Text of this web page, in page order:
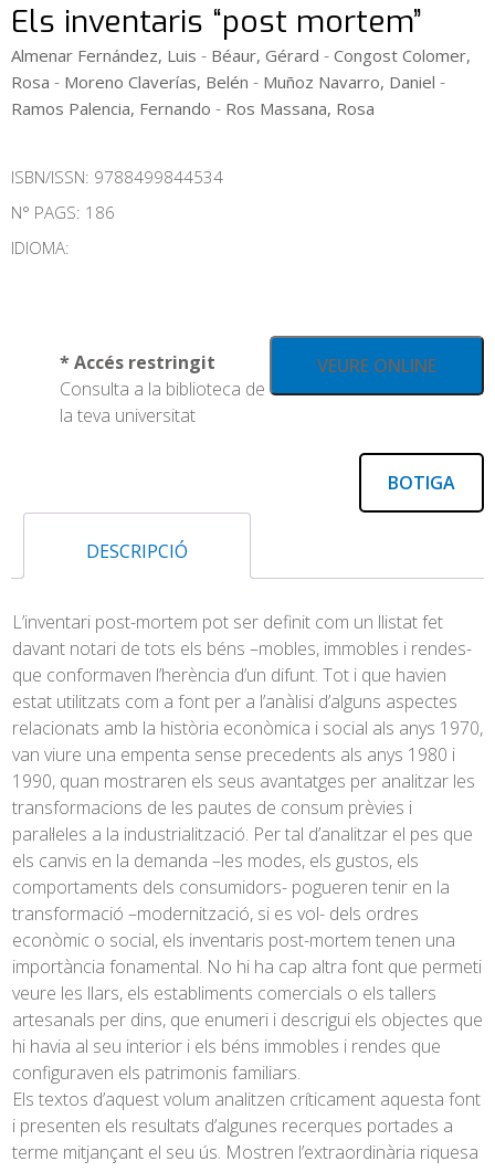
Els inventaris “post mortem”
Almenar Fernández, Luis - Béaur, Gérard - Congost Colomer,
Rosa - Moreno Claverías, Belén - Muñoz Navarro, Daniel -
Ramos Palencia, Fernando - Ros Massana, Rosa
ISBN/ISSN: 9788499844534
N° PAGS: 186
IDIOMA:
VEURE ONLINE
* Accés restringit
Consulta a la biblioteca de
la teva universitat
BOTIGA
DESCRIPCIÓ
L’inventari post-mortem pot ser definit com un llistat fet
davant notari de tots els béns –mobles, immobles i rendes-
que conformaven l’herència d’un difunt. Tot i que havien
estat utilitzats com a font per a l’anàlisi d’alguns aspectes
relacionats amb la història econòmica i social als anys 1970,
van viure una empenta sense precedents als anys 1980 i
1990, quan mostraren els seus avantatges per analitzar les
transformacions de les pautes de consum prèvies i
paral·leles a la industrialització. Per tal d’analitzar el pes que
els canvis en la demanda –les modes, els gustos, els
comportaments dels consumidors- pogueren tenir en la
transformació –modernització, si es vol- dels ordres
econòmic o social, els inventaris post-mortem tenen una
importància fonamental. No hi ha cap altra font que permeti
veure les llars, els establiments comercials o els tallers
artesanals per dins, que enumeri i descrigui els objectes que
hi havia al seu interior i els béns immobles i rendes que
configuraven els patrimonis familiars.
Els textos d’aquest volum analitzen críticament aquesta font
i presenten els resultats d’algunes recerques portades a
terme mitjançant el seu ús. Mostren l’extraordinària riquesa